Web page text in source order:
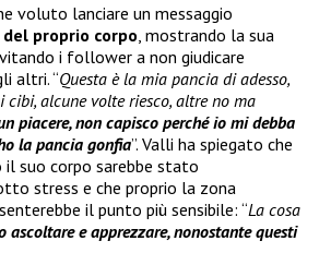
voluto lanciare un messaggio
proprio corpo , mostrando la sua
i follower a non giudicare
altri. “Questa è la mia pancia di adesso,
cibi, alcune volte riesco, altre no ma
piacere, non capisco perché io mi debba
la pancia gonfia”. Valli ha spiegato che
il suo corpo sarebbe stato
stress e che proprio la zona
il punto più sensibile: “La cosa
ascoltare e apprezzare, nonostante questi